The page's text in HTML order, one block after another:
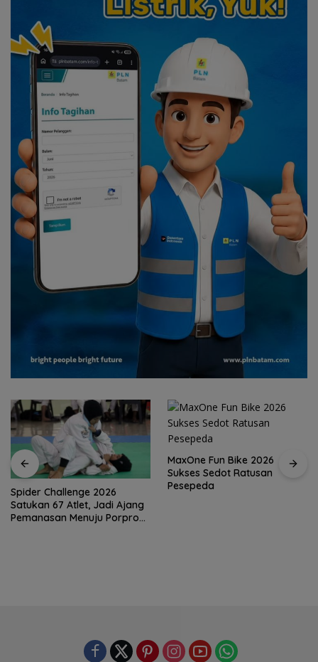
Spider Challenge 2026
Satukan 67 Atlet, Jadi Ajang
Pemanasan Menuju Porprov
MaxOne Fun Bike 2026
Sukses Sedot Ratusan
Pesepeda